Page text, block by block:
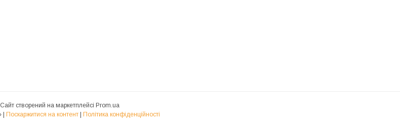
Сайт створений на маркетплейсі Prom.ua
«Львів-Тепло» | Поскаржитися на контент | Політика конфіденційності